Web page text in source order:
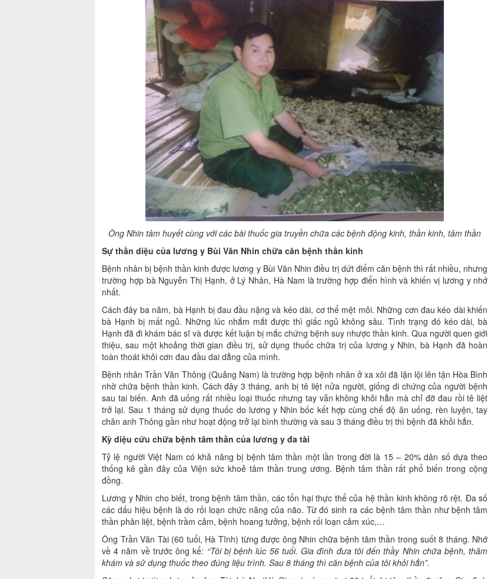
Ông Nhin tâm huyết cùng với các bài thuốc gia truyền chữa các bệnh động kinh, thần kinh, tâm thần
Sự thần diệu của lương y Bùi Văn Nhin chữa căn bệnh thần kinh
Bệnh nhân bị bệnh thần kinh được lương y Bùi Văn Nhin điều trị dứt điểm căn bệnh thì rất nhiều, nhưng
trường hợp bà Nguyễn Thị Hạnh, ở Lý Nhân, Hà Nam là trường hợp điển hình và khiến vị lương y nhớ
nhất.
Cách đây ba năm, bà Hạnh bị đau đầu nặng và kéo dài, cơ thể mệt mỏi. Những cơn đau kéo dài khiến
bà Hạnh bị mất ngủ. Những lúc nhắm mắt được thì giấc ngủ không sâu. Tình trạng đó kéo dài, bà
Hạnh đã đi khám bác sĩ và được kết luận bị mắc chứng bệnh suy nhược thần kinh. Qua người quen giới
thiệu, sau một khoảng thời gian điều trị, sử dụng thuốc chữa trị của lương y Nhin, bà Hạnh đã hoàn
toàn thoát khỏi cơn đau đầu dai dẳng của mình.
Bệnh nhân Trần Văn Thông (Quảng Nam) là trường hợp bệnh nhân ở xa xôi đã lặn lội lên tận Hòa Bình
nhờ chữa bệnh thần kinh. Cách đây 3 tháng, anh bị tê liệt nửa người, giống di chứng của người bệnh
sau tai biến. Anh đã uống rất nhiều loại thuốc nhưng tay vẫn không khỏi hẳn mà chỉ đỡ đau rồi tê liệt
trở lại. Sau 1 tháng sử dụng thuốc do lương y Nhin bốc kết hợp cùng chế độ ăn uống, rèn luyện, tay
chân anh Thông gần như hoạt động trở lại bình thường và sau 3 tháng điều trị thì bệnh đã khỏi hẳn.
Kỳ diệu cứu chữa bệnh tâm thần của lương y đa tài
Tỷ lệ người Việt Nam có khả năng bị bệnh tâm thần một lần trong đời là 15 – 20% dân số dựa theo
thống kê gần đây của Viện sức khoẻ tâm thần trung ương. Bệnh tâm thần rất phổ biến trong cộng
đồng.
Lương y Nhin cho biết, trong bệnh tâm thần, các tổn hại thực thể của hệ thần kinh không rõ rệt. Ða số
các dấu hiệu bệnh là do rối loạn chức năng của não. Từ đó sinh ra các bệnh tâm thần như bệnh tâm
thần phân liệt, bệnh trầm cảm, bệnh hoang tưởng, bệnh rối loạn cảm xúc,…
Ông Trần Văn Tài (60 tuổi, Hà Tĩnh) từng được ông Nhin chữa bệnh tâm thần trong suốt 8 tháng. Nhớ
về 4 năm về trước ông kể: “Tôi bị bệnh lúc 56 tuổi. Gia đình đưa tôi đến thầy Nhin chữa bệnh, thăm
khám và sử dụng thuốc theo đúng liệu trình. Sau 8 tháng thì căn bệnh của tôi khỏi hẳn”.